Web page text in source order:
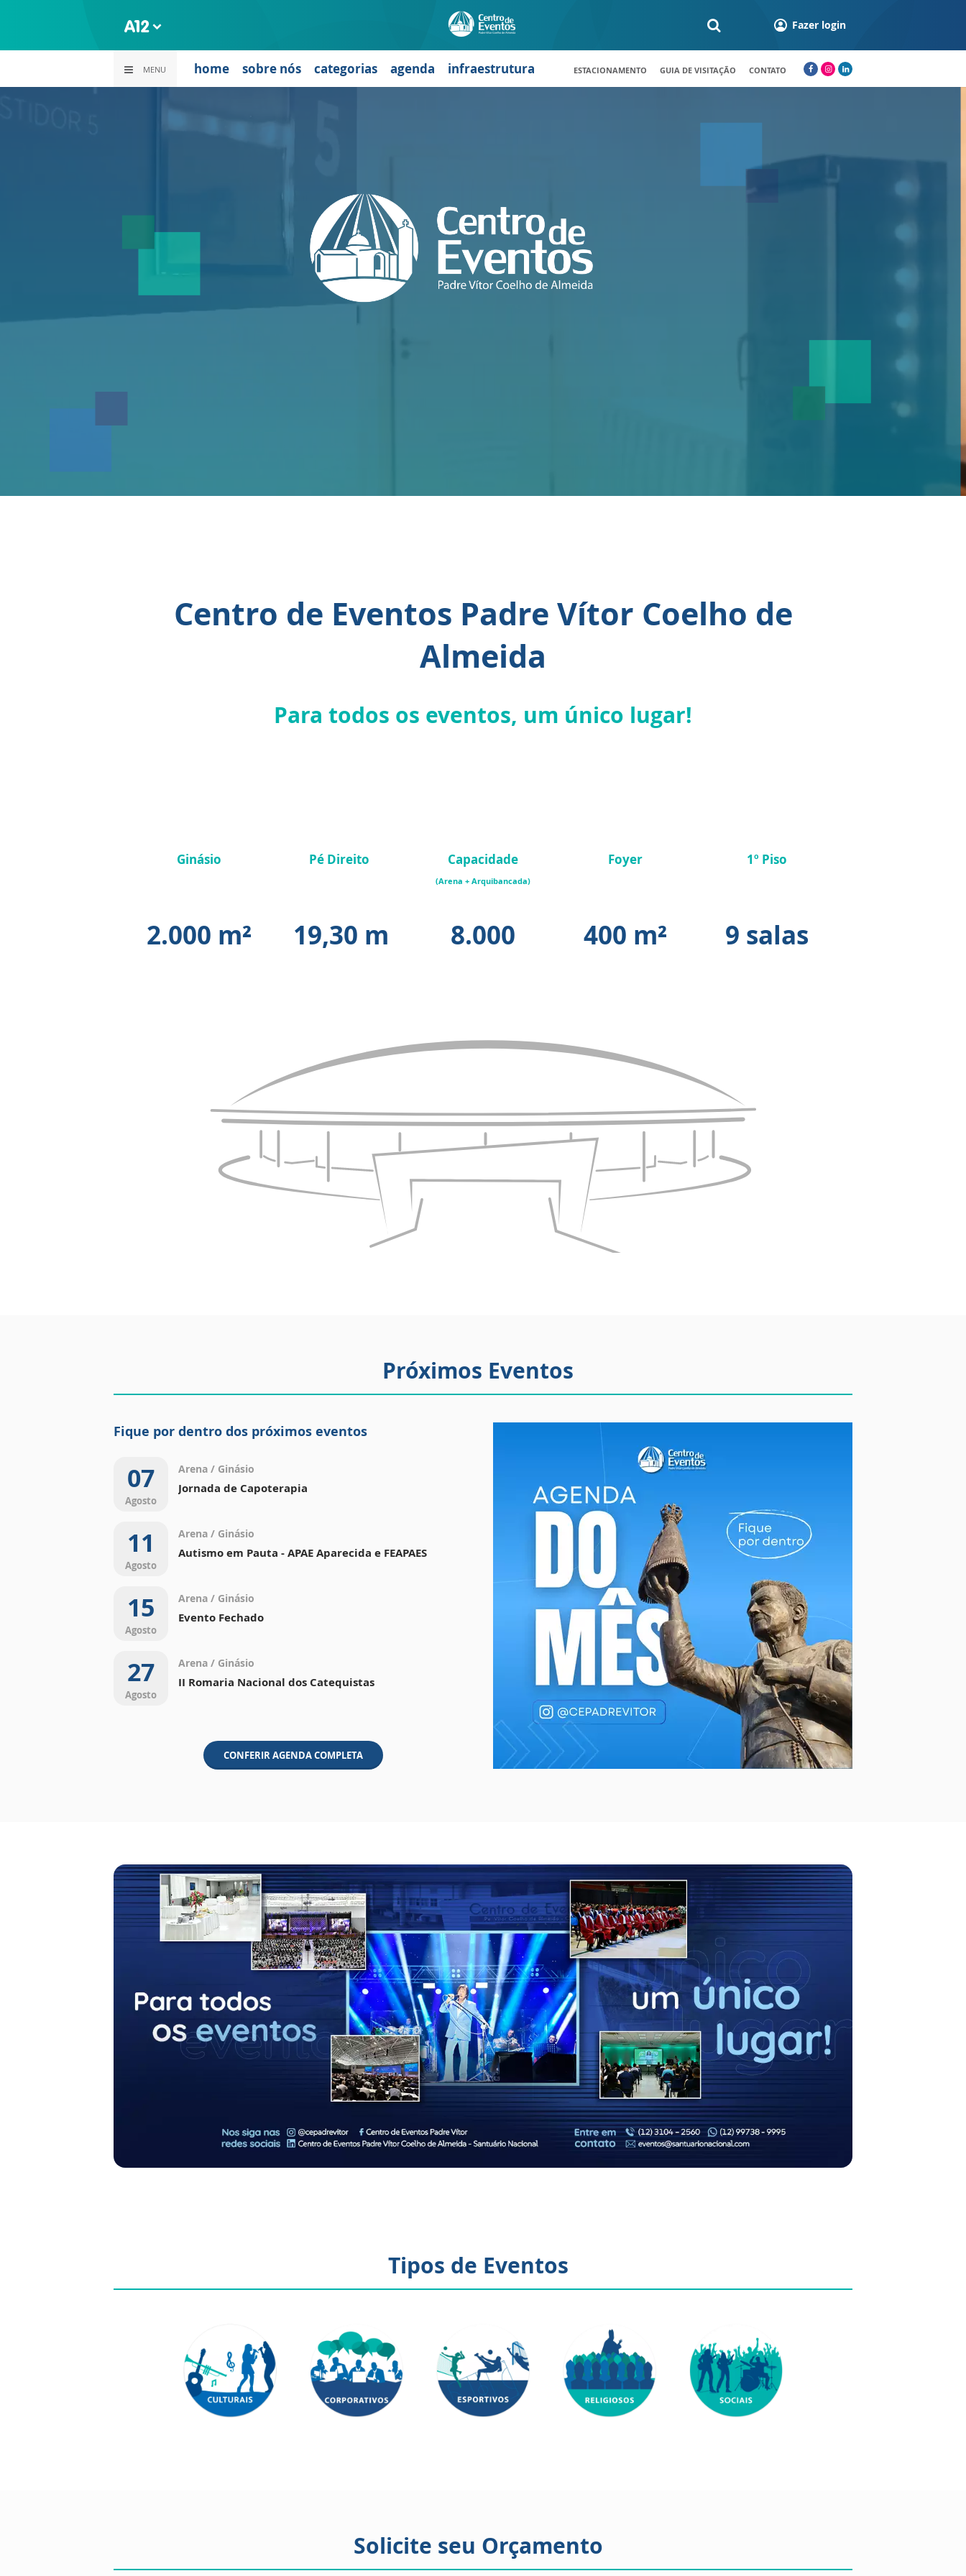
Fazer login
MENU home sobre nós categorias agenda infraestrutura ESTACIONAMENTO GUIA DE VISITAÇÃO CONTATO
Centro de Eventos Padre Vítor Coelho de
Almeida
Para todos os eventos, um único lugar!
Ginásio
2.000 m²
Pé Direito
19,30 m
Capacidade
(Arena + Arquibancada)
8.000
Foyer
400 m²
1º Piso
9 salas
Próximos Eventos
Fique por dentro dos próximos eventos
07
Agosto
Arena / Ginásio
Jornada de Capoterapia
11
Agosto
Arena / Ginásio
Autismo em Pauta - APAE Aparecida e FEAPAES
15
Agosto
Arena / Ginásio
Evento Fechado
27
Agosto
Arena / Ginásio
II Romaria Nacional dos Catequistas
CONFERIR AGENDA COMPLETA
Tipos de Eventos
Solicite seu Orçamento